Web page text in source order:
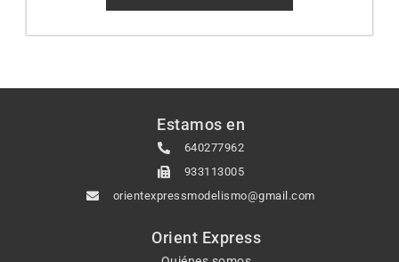
Estamos en
640277962
933113005
orientexpressmodelismo@gmail.com
Orient Express